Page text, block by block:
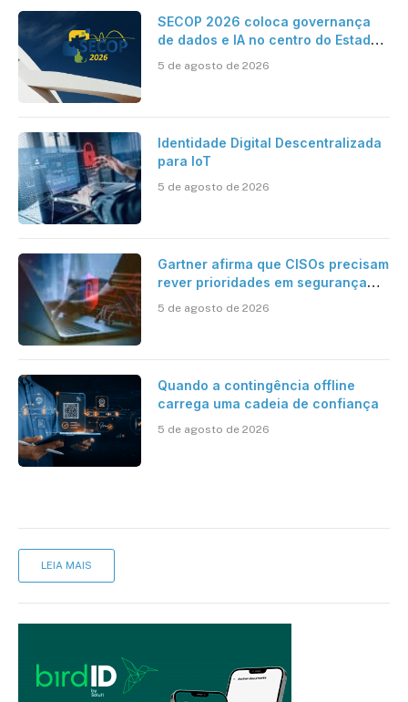
SECOP 2026 coloca governança
de dados e IA no centro do Estado
5 de agosto de 2026
Identidade Digital Descentralizada
para IoT
5 de agosto de 2026
Gartner afirma que CISOs precisam
rever prioridades em segurança
desafios impostos pela Inteligência
5 de agosto de 2026
Quando a contingência offline
carrega uma cadeia de confiança
5 de agosto de 2026
LEIA MAIS